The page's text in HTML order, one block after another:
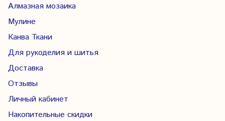
Алмазная мозаика
Мулине
Канва Ткани
Для рукоделия и шитья
Доставка
Отзывы
Личный кабинет
Накопительные скидки